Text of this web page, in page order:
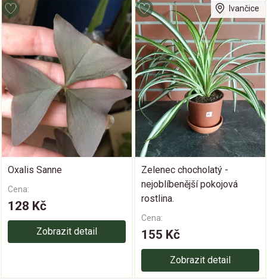
Oxalis Sanne
Cena:
128 Kč
Zobrazit detail
Ivančice
Zelenec chocholatý -
nejoblíbenější pokojová
rostlina.
Cena:
155 Kč
Zobrazit detail